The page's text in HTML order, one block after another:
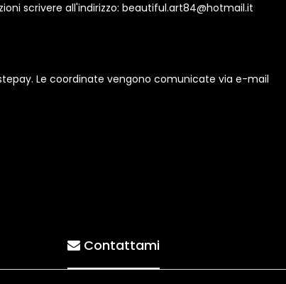
scrivere all'indirizzo: beautiful.art84@hotmail.it
Le coordinate vengono comunicate via e-mail
Contattami